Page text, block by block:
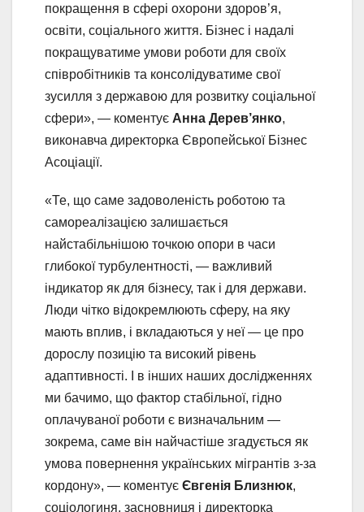
покращення в сфері охорони здоров’я,
освіти, соціального життя. Бізнес і надалі
покращуватиме умови роботи для своїх
співробітників та консолідуватиме свої
зусилля з державою для розвитку соціальної
сфери», — коментує Анна Дерев’янко,
виконавча директорка Європейської Бізнес
Асоціації.
«Те, що саме задоволеність роботою та
самореалізацією залишається
найстабільнішою точкою опори в часи
глибокої турбулентності, — важливий
індикатор як для бізнесу, так і для держави.
Люди чітко відокремлюють сферу, на яку
мають вплив, і вкладаються у неї — це про
дорослу позицію та високий рівень
адаптивності. І в інших наших дослідженнях
ми бачимо, що фактор стабільної, гідно
оплачуваної роботи є визначальним —
зокрема, саме він найчастіше згадується як
умова повернення українських мігрантів з-за
кордону», — коментує Євгенія Близнюк,
соціологиня, засновниця і директорка